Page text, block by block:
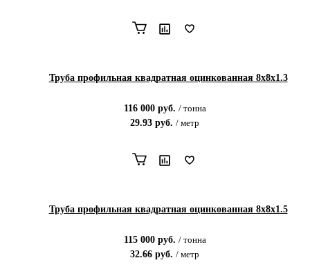
Труба профильная квадратная оцинкованная 8х8х1.3
116 000руб. / тонна
29.93 руб. / метр
Труба профильная квадратная оцинкованная 8х8х1.5
115 000руб. / тонна
32.66 руб. / метр